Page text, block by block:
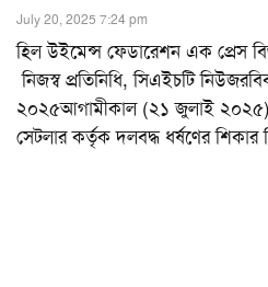
July 20, 2025 7:24 pm
হিল উইমেন্স ফেডারেশন এক প্রেস
নিজস্ব প্রতিনিধি, সিএইচটি
২০২৫আগামীকাল (২১ জুলাই ২০২৫)
সেটলার কর্তৃক দলবদ্ধ ধর্ষণের শিকার